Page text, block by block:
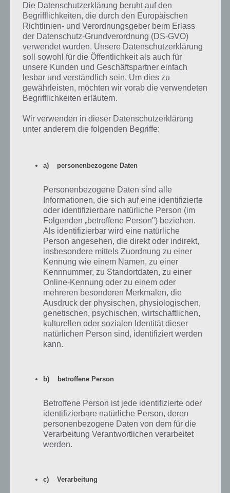
Wenn dir das zu lange dauert oder du schneller in RoverCraft Racing
an Münzen gelangen willst, dann solltest du den Flugzeugmodus
deines iPhone / iPad aktivieren. Danach kannst du das Datum an
einem Gerät ändern. Schon beginnt für das Spiel ein neuer Tag und
damit eine neue Challenge bzw. drei neue Versuche.
Täglich gibt es in der App RoverCraft Racing eine
Challenge. Durch das Lösen kassierst du 1000 Münzen
Weitere RoverCraft Racing Tipps und Tricks
Wenn du weitere Tipps und Tricks zu RoverCraft Racing hast, so teile
uns dies einfach in den Kommentaren mit. Wir werden den Artikel
dann entsprechend erweitern, sodass dieser noch wertvollere
Hinweise beinhaltet.
Unsere Fahrzeuge für die einzelnen
Zum Abschluss haben wir noch eine Übersicht über unsere
gemacht haben. Gerne kannst du in den Kommentaren auch noch
deine Fahrzeuge für RoverCraft Racing reinstellen (Link zum Bild
Die Datenschutzerklärung beruht auf den
Begrifflichkeiten, die durch den Europäischen
Richtlinien- und Verordnungsgeber beim Erlass
der Datenschutz-Grundverordnung (DS-GVO)
verwendet wurden. Unsere Datenschutzerklärung
soll sowohl für die Öffentlichkeit als auch für
unsere Kunden und Geschäftspartner einfach
lesbar und verständlich sein. Um dies zu
gewährleisten, möchten wir vorab die verwendeten
Begrifflichkeiten erläutern.
Wir verwenden in dieser Datenschutzerklärung
unter anderem die folgenden Begriffe:
a) personenbezogene Daten
Personenbezogene Daten sind alle
Informationen, die sich auf eine identifizierte
oder identifizierbare natürliche Person (im
Folgenden „betroffene Person") beziehen.
Als identifizierbar wird eine natürliche
Person angesehen, die direkt oder indirekt,
insbesondere mittels Zuordnung zu einer
Kennung wie einem Namen, zu einer
Kennnummer, zu Standortdaten, zu einer
Online-Kennung oder zu einem oder
mehreren besonderen Merkmalen, die
Ausdruck der physischen, physiologischen,
genetischen, psychischen, wirtschaftlichen,
kulturellen oder sozialen Identität dieser
natürlichen Person sind, identifiziert werden
kann.
b) betroffene Person
Betroffene Person ist jede identifizierte oder
identifizierbare natürliche Person, deren
personenbezogene Daten von dem für die
Verarbeitung Verantwortlichen verarbeitet
werden.
c) Verarbeitung